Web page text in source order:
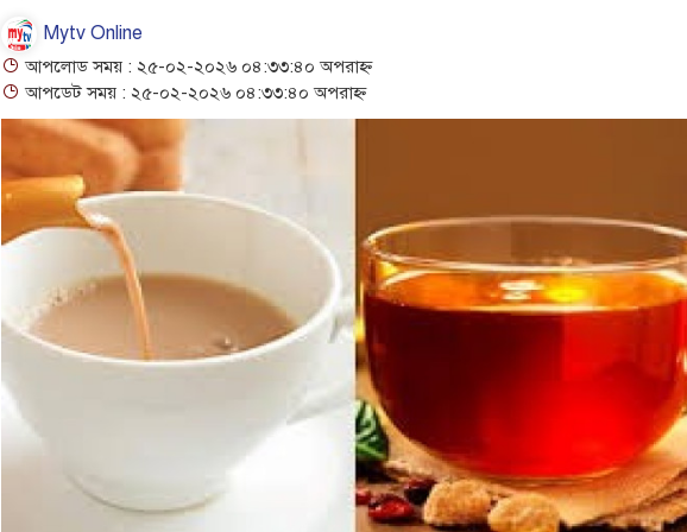
‘স্কুটি নাকি গোল্ড?’
১৫২২ পুলিশ সদস্যকে চাকরিতে
সার্ককে আরও গতিশীল করতে
প্রধানমন্ত্রীর সঙ্গে নবনিযুক্ত
জামায়াত ফেরেশতাদের দল
Mytv Online
আপলোড সময় : ২৫-০২-২০২৬ ০৪:৩৩:৪০ অপরাহ্ন
আপডেট সময় : ২৫-০২-২০২৬ ০৪:৩৩:৪০ অপরাহ্ন